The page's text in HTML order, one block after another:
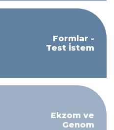
Formlar -
Test İstem
Ekzom ve
Genom